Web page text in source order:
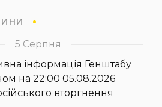
5 Серпня
інформація Генштабу
на 22:00 05.08.2026
вторгнення